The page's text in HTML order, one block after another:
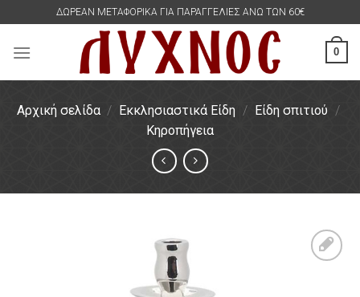
content
ΔΩΡΕΑΝ ΜΕΤΑΦΟΡΙΚΑ ΓΙΑ ΠΑΡΑΓΓΕΛΙΕΣ ΑΝΩ ΤΩΝ 60€
0
Αρχική σελίδα / Εκκλησιαστικά Είδη / Είδη σπιτιού /
Κηροπήγεια